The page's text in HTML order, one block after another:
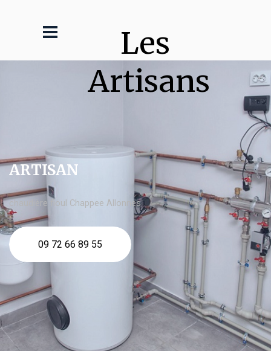
Les
Artisans
ARTISAN
chaudière fioul Chappee Allonnes
09 72 66 89 55